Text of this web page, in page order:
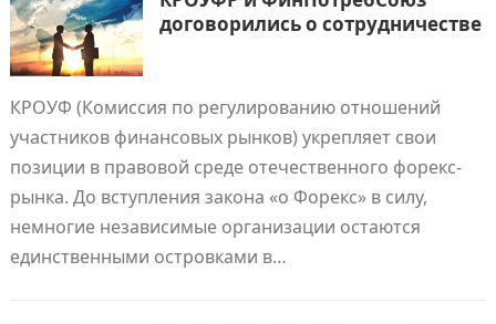
договорились о сотрудничестве
КРОУФ (Комиссия по регулированию отношений
участников финансовых рынков) укрепляет свои
позиции в правовой среде отечественного форекс-
рынка. До вступления закона «о Форекс» в силу,
немногие независимые организации остаются
единственными островками в…